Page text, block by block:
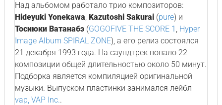
Над альбомом работало трио композиторов:
Hideyuki Yonekawa, Kazutoshi Sakurai(pure) и
Тосиюки Ватанабэ(GOGOFIVE THE SCORE 1 , Hyper
Image Album SPIRAL ZONE), а его релиз состоялся
21 декабря 1993 года. На саундтрек попало 22
композиции общей длительностью около 50 минут.
Подборка является компиляцией оригинальной
музыки. Выпуском пластинки занимался лейбл
vap, VAP Inc..